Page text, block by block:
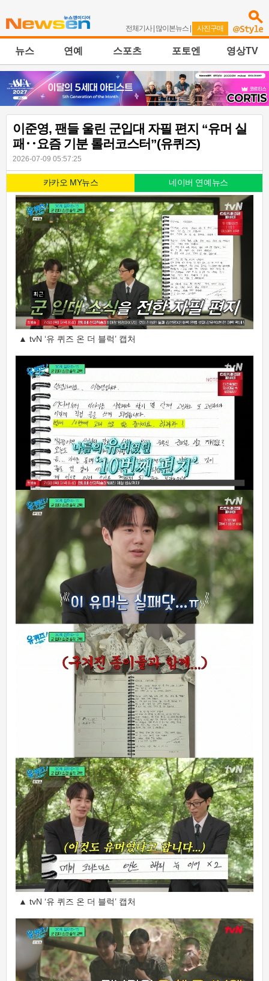
전체기사| 많이본뉴스 | 사진구매
뉴스 연예 스포츠 포토엔 영상TV
이준영, 팬들 울린 군입대 자필 편지 “유머 실
패‥요즘 기분 롤러코스터”(유퀴즈)
2026-07-09 05:57:25
카카오 MY뉴스 네이버 연예뉴스
▲ tvN ‘유 퀴즈 온 더 블럭’ 캡처
▲ tvN ‘유 퀴즈 온 더 블럭’ 캡처